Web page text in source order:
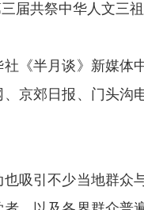
届共祭中华人文三
《半月谈》新媒体
京郊日报、门头沟
吸引不少当地群众